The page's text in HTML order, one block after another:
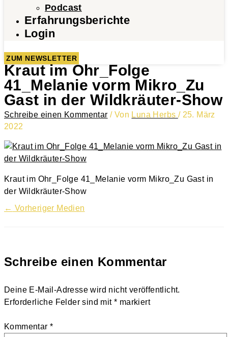
Podcast
Erfahrungsberichte
Login
ZUM NEWSLETTER
Kraut im Ohr_Folge
41_Melanie vorm Mikro_Zu
Gast in der Wildkräuter-Show
Schreibe einen Kommentar / Von Luna Herbs / 25. März
2022
Kraut im Ohr_Folge 41_Melanie vorm Mikro_Zu Gast in
der Wildkräuter-Show
← Vorheriger Medien
Schreibe einen Kommentar
Deine E-Mail-Adresse wird nicht veröffentlicht.
Erforderliche Felder sind mit * markiert
Kommentar*